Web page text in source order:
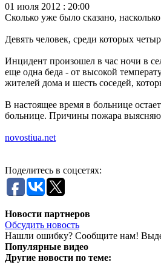
01 июля 2012 : 20:00
Сколько уже было сказано,
Девять человек, среди которых
Инцидент произошел в час ночи в
еще одна беда - от высокой
жителей дома и шесть соседей,
В настоящее время в больнице
больнице. Причины пожара
novostiua.net
Поделитесь в соцсетях:
Новости партнеров
Обсудить новость
Нашли ошибку? Сообщите нам!
Популярные видео
Другие новости по теме: